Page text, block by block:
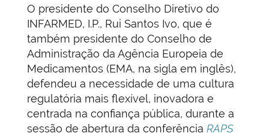
O presidente do Conselho Diretivo do
INFARMED, I.P., Rui Santos Ivo, que é
também presidente do Conselho de
Administração da Agência Europeia de
Medicamentos (EMA, na sigla em inglês),
defendeu a necessidade de uma cultura
regulatória mais flexível, inovadora e
centrada na confiança pública, durante a
sessão de abertura da conferência RAPS